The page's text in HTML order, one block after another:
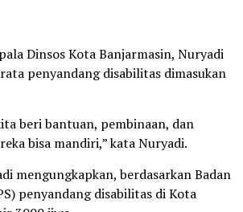
Dinsos Kota Banjarmasin, Nuryadi
penyandang disabilitas dimasukan
beri bantuan, pembinaan, dan
bisa mandiri,” kata Nuryadi.
mengungkapkan, berdasarkan Badan
penyandang disabilitas di Kota